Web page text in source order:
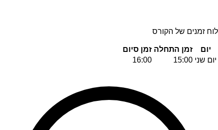
לוח זמנים של הקורס
יום זמן התחלה זמן סיום
יום שני 15:00
16:00